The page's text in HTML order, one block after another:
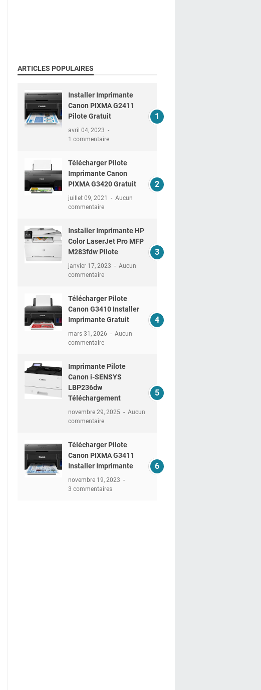
ARTICLES POPULAIRES
Installer Imprimante
Canon PIXMA G2411
Pilote Gratuit
avril 04, 2023
1 commentaire
Télécharger Pilote
Imprimante Canon
PIXMA G3420 Gratuit
juillet 09, 2021
Aucun
commentaire
Installer Imprimante HP
Color LaserJet Pro MFP
M283fdw Pilote
janvier 17, 2023
Aucun
commentaire
Télécharger Pilote
Canon G3410 Installer
Imprimante Gratuit
mars 31, 2026
Aucun
commentaire
Imprimante Pilote
Canon i-SENSYS
LBP236dw
Téléchargement
novembre 29, 2025
Aucun
commentaire
Télécharger Pilote
Canon PIXMA G3411
Installer Imprimante
novembre 19, 2023
3 commentaires